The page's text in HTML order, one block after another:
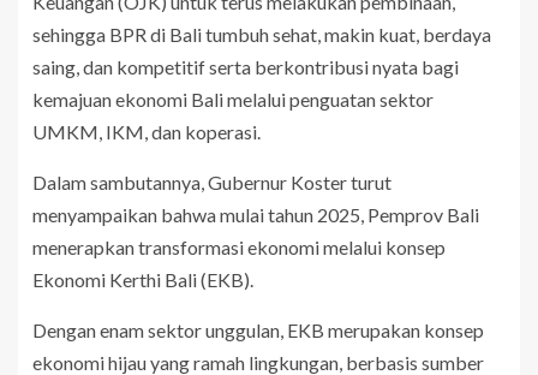
sehingga BPR di Bali tumbuh sehat, makin kuat, berdaya
saing, dan kompetitif serta berkontribusi nyata bagi
kemajuan ekonomi Bali melalui penguatan sektor
UMKM, IKM, dan koperasi.
Dalam sambutannya, Gubernur Koster turut
menyampaikan bahwa mulai tahun 2025, Pemprov Bali
menerapkan transformasi ekonomi melalui konsep
Ekonomi Kerthi Bali (EKB).
Dengan enam sektor unggulan, EKB merupakan konsep
ekonomi hijau yang ramah lingkungan, berbasis sumber